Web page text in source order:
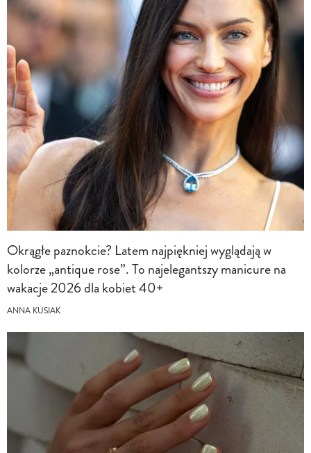
Okrągłe paznokcie? Latem najpiękniej wyglądają w
kolorze „antique rose”. To najelegantszy manicure na
wakacje 2026 dla kobiet 40+
ANNA KUSIAK